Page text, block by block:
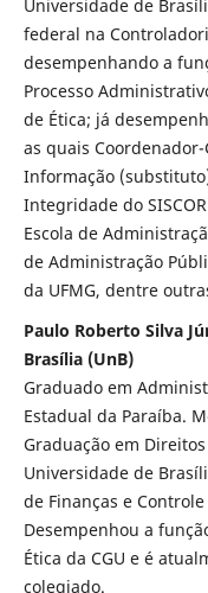
Universidade de
federal na
desempenhando a
Processo
de Ética; já
as quais
Informação
Integridade do
Escola de
de Administração
da UFMG, dentre
Paulo Roberto Silva
Brasília (UnB)
Graduado em
Estadual da Paraíba.
Graduação em
Universidade de
de Finanças e
Desempenhou a
Ética da CGU e é
colegiado.